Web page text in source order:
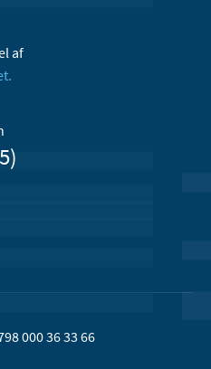
af
000 36 33 66